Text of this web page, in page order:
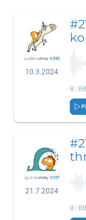
10.3.2024
0:00
21.7.2024
0:00